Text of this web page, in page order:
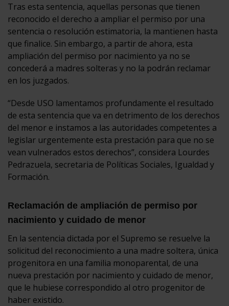
Tras esta sentencia, aquellas personas que tienen
reconocido el derecho a ampliar el permiso por una
sentencia o resolución estimatoria, la mantienen hasta
que finalice. Sin embargo, a partir de ahora, esta
ampliación del permiso por nacimiento ya no se
concederá a madres solteras y no la podrán reclamar
en los juzgados.
“Desde USO lamentamos profundamente el resultado
de esta sentencia que va en detrimento de los derechos
del menor e instamos a las autoridades competentes a
legislar urgentemente esta prestación para que no se
vean vulnerados estos derechos”, considera Lourdes
Pedrazuela, secretaria de Políticas Sociales, Igualdad y
Formación.
Reclamación de ampliación de permiso por
nacimiento y cuidado de menor
En la sentencia dictada por el Supremo se resuelve la
solicitud del reconocimiento a una madre soltera, única
progenitora en una familia monoparental, de una
nueva prestación por nacimiento y cuidado de menor,
que le hubiese correspondido al otro progenitor de
haber existido.